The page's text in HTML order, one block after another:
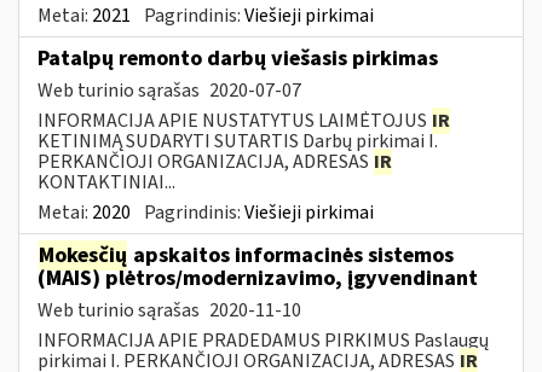
Metai: 2021 Pagrindinis:Viešieji pirkimai
Patalpų remonto darbų viešasis pirkimas
Web turinio sąrašas 2020-07-07
INFORMACIJA APIE NUSTATYTUS LAIMĖTOJUS IR
KETINIMĄ SUDARYTI SUTARTIS Darbų pirkimai I.
PERKANČIOJI ORGANIZACIJA, ADRESAS IR
KONTAKTINIAI...
Metai: 2020 Pagrindinis:Viešieji pirkimai
Mokesčių apskaitos informacinės sistemos
(MAIS) plėtros/modernizavimo, įgyvendinant
Web turinio sąrašas 2020-11-10
INFORMACIJA APIE PRADEDAMUS PIRKIMUS Paslaugų
pirkimai I. PERKANČIOJI ORGANIZACIJA, ADRESAS IR